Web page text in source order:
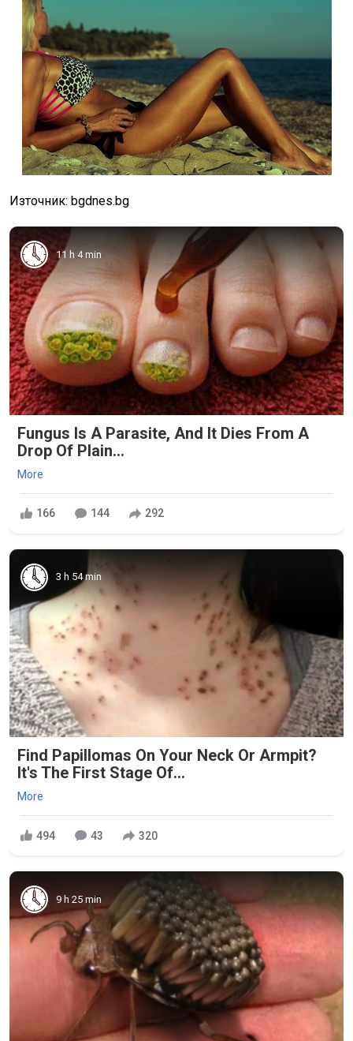
Източник: bgdnes.bg
11 h 4 min
Fungus Is A Parasite, And It Dies From A
Drop Of Plain...
More
166 144 292
3 h 54 min
Find Papillomas On Your Neck Or Armpit?
It's The First Stage Of...
More
494 43 320
9 h 25 min